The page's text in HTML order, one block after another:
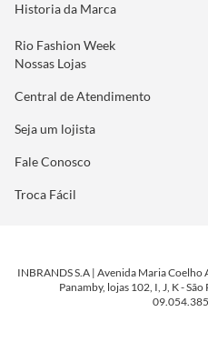
Historia da Marca
Rio Fashion Week
Nossas Lojas
Central de Atendimento
Seja um lojista
Fale Conosco
Troca Fácil
INBRANDS S.A | Avenida Maria Coelho
Panamby, lojas 102, I, J, K -